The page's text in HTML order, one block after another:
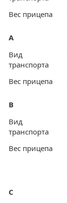
Вес прицепа
А
Вид
транспорта
Вес прицепа
В
Вид
транспорта
Вес прицепа
С